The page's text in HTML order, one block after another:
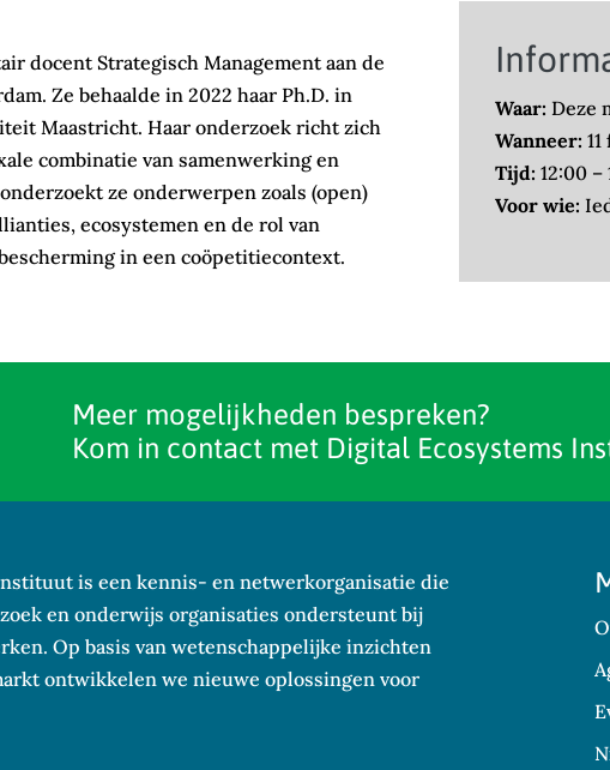
docent Strategisch Management aan de
Ze behaalde in 2022 haar Ph.D. in
Maastricht. Haar onderzoek richt zich
combinatie van samenwerking en
ze onderwerpen zoals (open)
ecosystemen en de rol van
in een coöpetitiecontext.
Waar: Deze
Wanneer:
Tijd: 12:00 –
Voor wie:
Meer mogelijkheden bespreken?
Kom in contact met Digital Ecosystems
is een kennis- en netwerkorganisatie die
en onderwijs organisaties ondersteunt bij
Op basis van wetenschappelijke inzichten
ontwikkelen we nieuwe oplossingen voor